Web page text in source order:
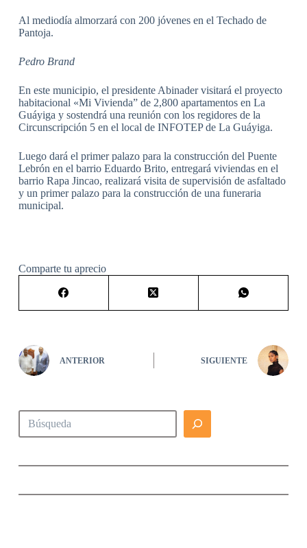
Al mediodía almorzará con 200 jóvenes en el Techado de
Pantoja.
Pedro Brand
En este municipio, el presidente Abinader visitará el proyecto
habitacional «Mi Vivienda” de 2,800 apartamentos en La
Guáyiga y sostendrá una reunión con los regidores de la
Circunscripción 5 en el local de INFOTEP de La Guáyiga.
Luego dará el primer palazo para la construcción del Puente
Lebrón en el barrio Eduardo Brito, entregará viviendas en el
barrio Rapa Jincao, realizará visita de supervisión de asfaltado
y un primer palazo para la construcción de una funeraria
municipal.
Comparte tu aprecio
ANTERIOR SIGUIENTE
Buscar